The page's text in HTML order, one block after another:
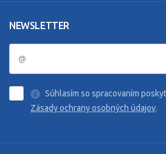
NEWSLETTER
Súhlasím so spracovaním
Zásady ochrany osobných údajov.